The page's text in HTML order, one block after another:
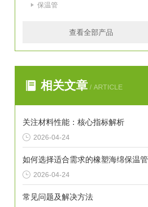
保温管
查看全部产品
相关文章 / ARTICLE
关注材料性能：核心指标解析
2026-04-24
如何选择适合需求的橡塑海绵保温管
2026-04-24
常见问题及解决方法